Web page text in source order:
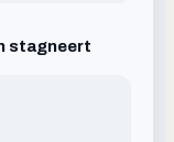
stagneert